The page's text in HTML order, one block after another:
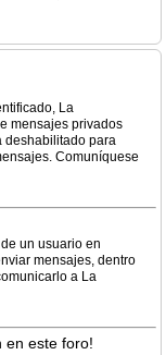
La
mensajes privados
deshabilitado para
Comuníquese
un usuario en
mensajes, dentro
a La
en este foro!